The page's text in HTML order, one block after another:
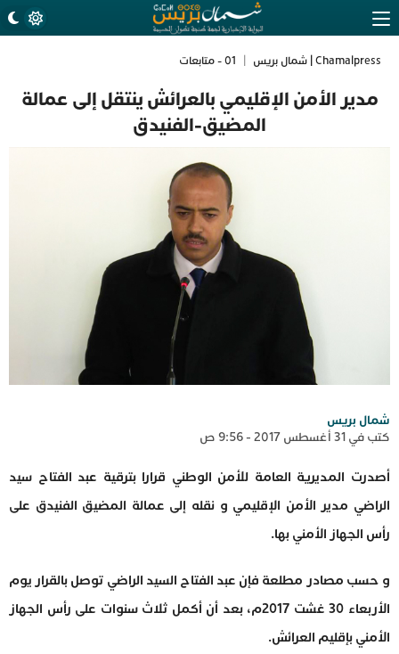
Chamalpress | شمال بريس 01 - متابعات
مدير الأمن الإقليمي بالعرائش ينتقل إلى عمالة
المضيق-الفنيدق
شمال بريس
كتب في 31 أغسطس 2017 - 9:56 ص
أصدرت المديرية العامة للأمن الوطني قرارا بترقية عبد الفتاح سيد
الراضي مدير الأمن الإقليمي و نقله إلى عمالة المضيق الفنيدق على
رأس الجهاز الأمني بها.
و حسب مصادر مطلعة فإن عبد الفتاح السيد الراضي توصل بالقرار يوم
الأربعاء 30 غشت 2017م، بعد أن أكمل ثلاث سنوات على رأس الجهاز
الأمني بإقليم العرائش.